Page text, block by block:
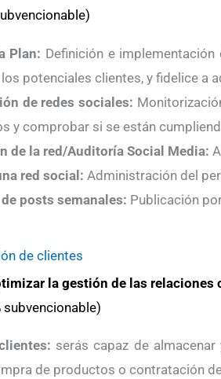
Plan: Definición e
potenciales clientes, y fidelice a
de redes sociales:
y comprobar si se están
de la red/Auditoría Social Media:
red social: Administración del
posts semanales: Publicación
de clientes
la gestión de las relaciones
serás capaz de
de productos o contratación